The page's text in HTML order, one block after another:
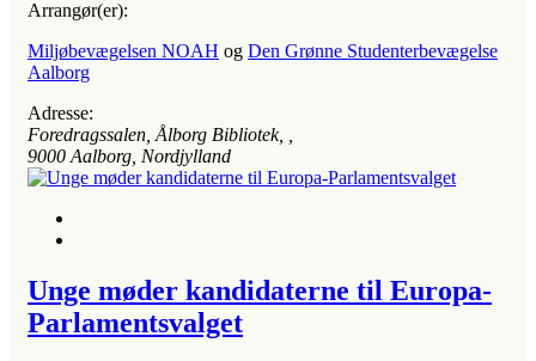
Arrangør(er):
Miljøbevægelsen NOAH og Den Grønne Studenterbevægelse
Aalborg
Adresse:
Foredragssalen, Ålborg Bibliotek, ,
9000 Aalborg, Nordjylland
Unge møder kandidaterne til Europa-
Parlamentsvalget